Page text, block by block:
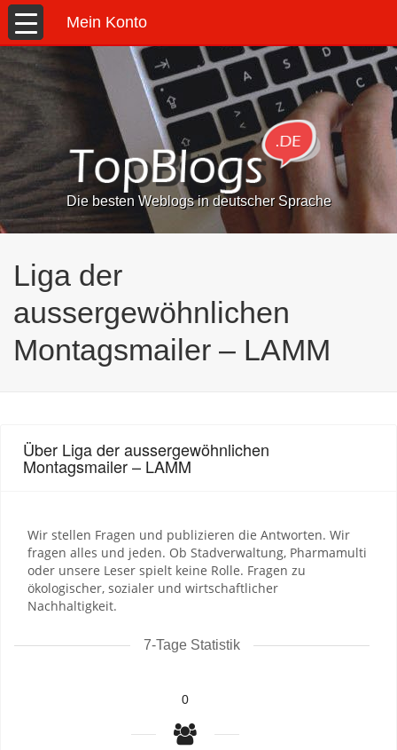
Mein Konto
Die besten Weblogs in deutscher Sprache
Liga der
aussergewöhnlichen
Montagsmailer – LAMM
Über Liga der aussergewöhnlichen
Montagsmailer – LAMM
Wir stellen Fragen und publizieren die Antworten. Wir
fragen alles und jeden. Ob Stadverwaltung, Pharmamulti
oder unsere Leser spielt keine Rolle. Fragen zu
ökologischer, sozialer und wirtschaftlicher
Nachhaltigkeit.
7-Tage Statistik
0